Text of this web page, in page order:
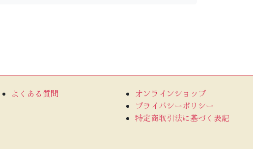
よくある質問
オンラインショップ
プライバシーポリシー
特定商取引法に基づく表記